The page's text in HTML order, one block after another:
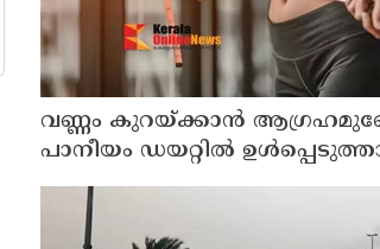
വണ്ണം കുറയ്ക്കാൻ
പാനീയം ഡയറ്റിൽ